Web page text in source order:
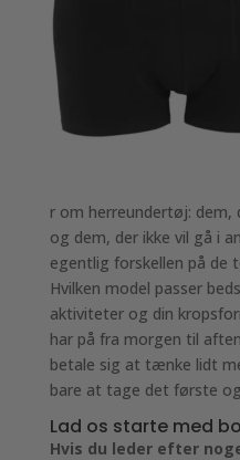
r om herreundertøj:
og dem, der ikke vil gå i
egentlig forskellen på de
Hvilken model passer
aktiviteter og din
har på fra morgen til
betale sig at tænke lidt
bare at tage det første
Lad os starte med
Hvis du leder efter